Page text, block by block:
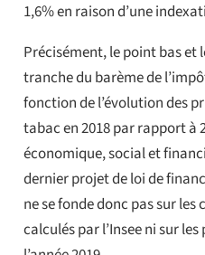
1,6% en raison d’une
Précisément, le point bas et
tranche du barème de
fonction de l’évolution des
tabac en 2018 par rapport à
économique, social et
dernier projet de loi de
ne se fonde donc pas sur
calculés par l’Insee ni sur